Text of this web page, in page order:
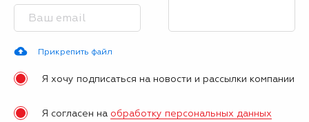
Прикрепить файл
Я хочу подписаться на новости и рассылки компании
Я согласен на обработку персональных данных